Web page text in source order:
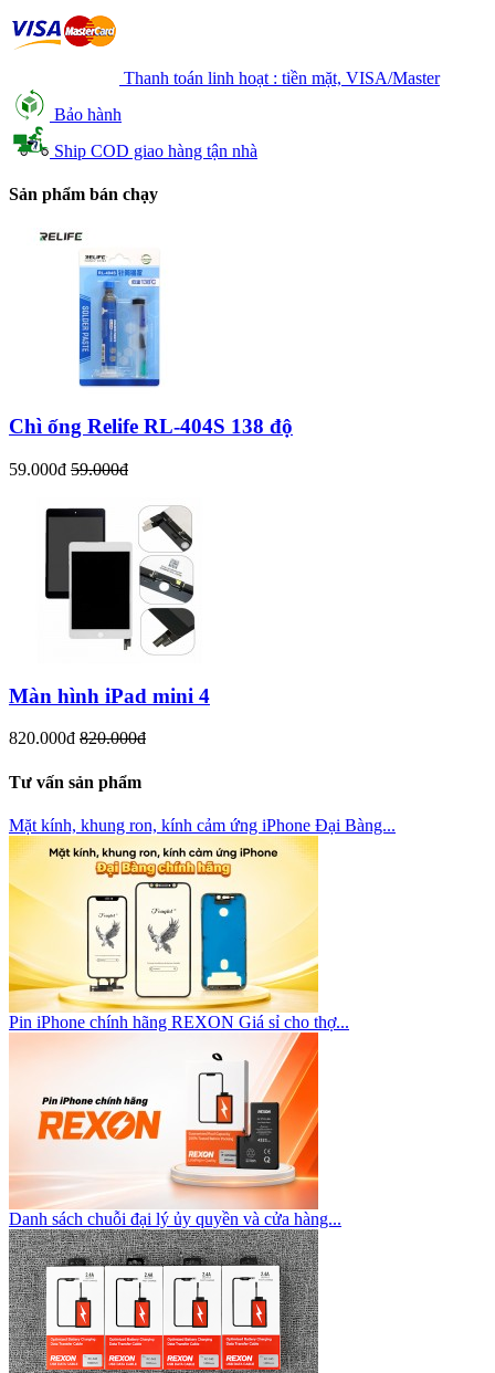
Thanh toán linh hoạt : tiền mặt, VISA/Master
Bảo hành
Ship COD giao hàng tận nhà
Sản phẩm bán chạy
Chì ống Relife RL-404S 138 độ
59.000đ 59.000đ
Màn hình iPad mini 4
820.000đ 820.000đ
Tư vấn sản phẩm
Mặt kính, khung ron, kính cảm ứng iPhone Đại Bàng...
Pin iPhone chính hãng REXON Giá sỉ cho thợ...
Danh sách chuỗi đại lý ủy quyền và cửa hàng...